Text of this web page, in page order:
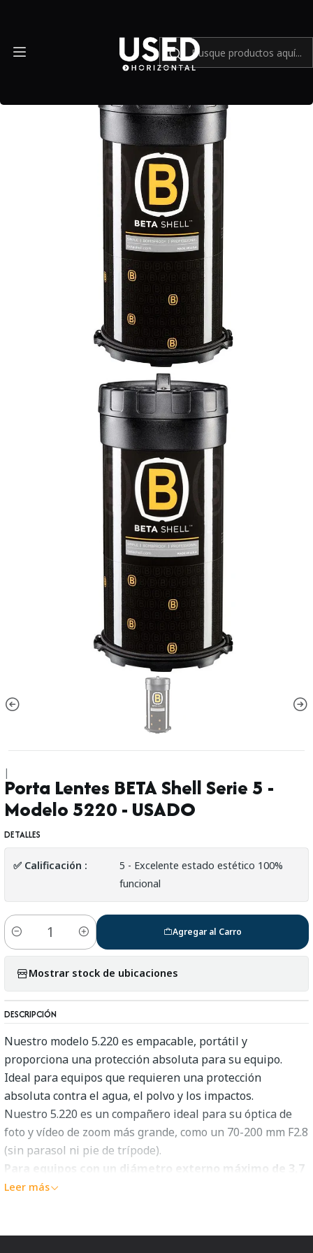
|
Porta Lentes BETA Shell Serie 5 -
Modelo 5220 - USADO
DETALLES
✅ Calificación :
5 - Excelente estado estético 100%
funcional
Cantidad
Agregar al Carro
Mostrar stock de ubicaciones
DESCRIPCIÓN
Nuestro modelo 5.220 es empacable, portátil y
proporciona una protección absoluta para su equipo.
Ideal para equipos que requieren una protección
absoluta contra el agua, el polvo y los impactos.
Nuestro 5.220 es un compañero ideal para su óptica de
foto y vídeo de zoom más grande, como un 70-200 mm F2.8
(sin parasol ni pie de trípode).
Para equipos con un diámetro externo máximo de 3,7
pulgadas o menos y una longitud total de 9,0
mm o menos y una longitud total de 177-230 mm.
Leer más